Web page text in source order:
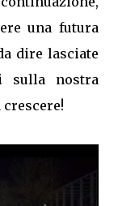
una futura
dire lasciate
sulla nostra